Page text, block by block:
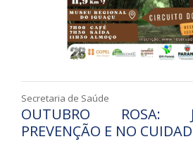
Secretaria de Saúde
OUTUBRO ROSA:
PREVENÇÃO E NO